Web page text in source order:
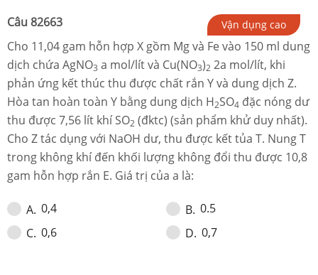
Câu 82663 Vận dụng cao
Cho 11,04 gam hỗn hợp X gồm Mg và Fe vào 150 ml dung
dịch chứa AgNO3 a mol/lít và Cu(NO3)2 2a mol/lít, khi
phản ứng kết thúc thu được chất rắn Y và dung dịch Z.
Hòa tan hoàn toàn Y bằng dung dịch H2SO4 đặc nóng dư
thu được 7,56 lít khí SO2 (đktc) (sản phẩm khử duy nhất).
Cho Z tác dụng với NaOH dư, thu được kết tủa T. Nung T
trong không khí đến khối lượng không đổi thu được 10,8
gam hỗn hợp rắn E. Giá trị của a là:
A. 0,4 B. 0.5
C. 0,6 D. 0,7